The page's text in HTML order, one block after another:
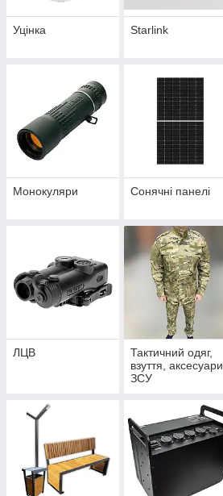
Уцінка Starlink
Монокуляри Сонячні панелі
ЛЦВ
Тактичний одяг,
взуття, аксесуари
ЗСУ